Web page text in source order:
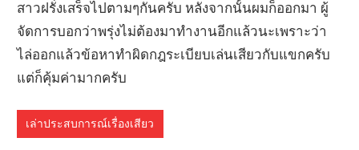
สาวฝรั่งเสร็จไปตามๆกันครับ หลังจากนั้นผมก็ออกมา ผู้
จัดการบอกว่าพรุ่งไม่ต้องมาทำงานอีกแล้วนะเพราะว่า
ไล่ออกแล้วข้อหาทำผิดกฎระเบียบเล่นเสียวกับแขกครับ
แต่ก็คุ้มค่ามากครับ
เล่าประสบการณ์เรื่องเสียว